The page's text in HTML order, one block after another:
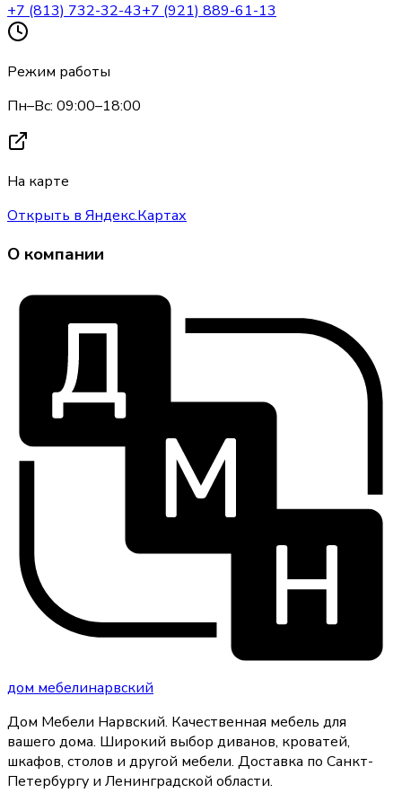
+7 (813) 732-32-43+7 (921) 889-61-13
Режим работы
Пн–Вс: 09:00–18:00
На карте
Открыть в Яндекс.Картах
О компании
дом мебелинарвский
Дом Мебели Нарвский. Качественная мебель для
вашего дома. Широкий выбор диванов, кроватей,
шкафов, столов и другой мебели. Доставка по Санкт-
Петербургу и Ленинградской области.